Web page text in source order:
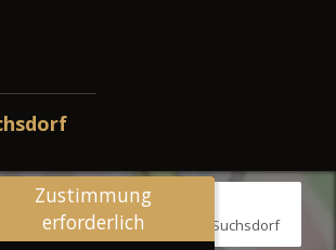
Weg 1, 24107 Kiel-Suchsdorf
Zustimmung
erforderlich